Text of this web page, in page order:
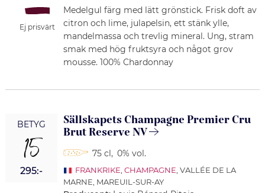
Ej prisvärt
Medelgul färg med lätt grönstick. Frisk doft av
citron och lime, julapelsin, ett stänk ylle,
mandelmassa och trevlig mineral. Ung, stram
smak med hög fruktsyra och något grov
mousse. 100% Chardonnay
BETYG
15
295:-
Sällskapets Champagne Premier Cru
Brut Reserve NV
75 cl, 0% vol.
FRANKRIKE CHAMPAGNE , VALLÉE DE LA
MARNE, MAREUIL-SUR-AY